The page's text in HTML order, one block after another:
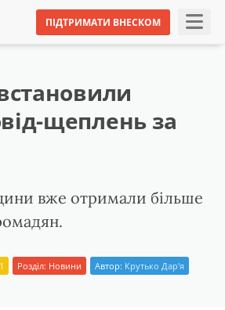
ПІДТРИМАТИ ВНЕСКОМ
щеплень за
вже отримали більше
Розділ: Новини Автор: Крутько Дар'я